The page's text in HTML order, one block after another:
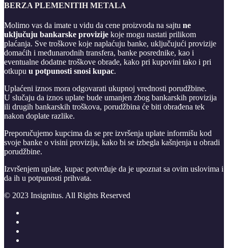
BERZA PLEMENITIH METALA
Molimo vas da imate u vidu da cene proizvoda na sajtu ne
uključuju bankarske provizije koje mogu nastati prilikom
plaćanja. Sve troškove koje naplaćuju banke, uključujući provizije
domaćih i međunarodnih transfera, banke posrednike, kao i
eventualne dodatne troškove obrade, kako pri kupovini tako i pri
otkupu u potpunosti snosi kupac.
Uplaćeni iznos mora odgovarati ukupnoj vrednosti porudžbine.
U slučaju da iznos uplate bude umanjen zbog bankarskih provizija
ili drugih bankarskih troškova, porudžbina će biti obrađena tek
nakon doplate razlike.
Preporučujemo kupcima da se pre izvršenja uplate informišu kod
svoje banke o visini provizija, kako bi se izbegla kašnjenja u obradi
porudžbine.
Izvršenjem uplate, kupac potvrđuje da je upoznat sa ovim uslovima i
da ih u potpunosti prihvata.
© 2023 Insignitus. All Rights Reserved